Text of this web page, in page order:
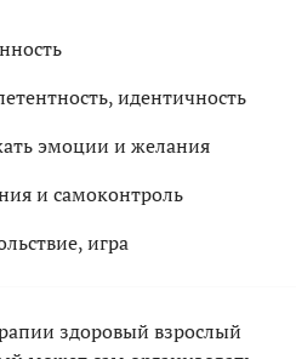
идентичность
эмоции и желания
и самоконтроль
игра
здоровый взрослый